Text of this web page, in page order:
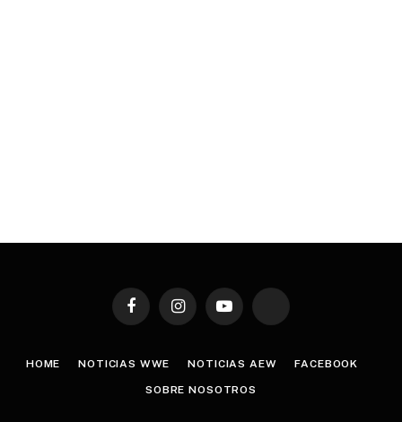
FacebookInstagramYouTube TikTok
HOME NOTICIAS WWE NOTICIAS AEW FACEBOOK
SOBRE NOSOTROS